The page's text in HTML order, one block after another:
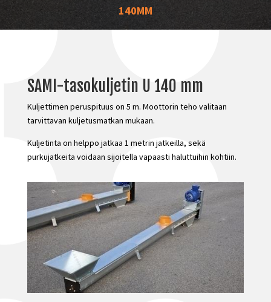
140MM
SAMI-tasokuljetin U 140 mm
Kuljettimen peruspituus on 5 m. Moottorin teho valitaan
tarvittavan kuljetusmatkan mukaan.
Kuljetinta on helppo jatkaa 1 metrin jatkeilla, sekä
purkujatkeita voidaan sijoitella vapaasti haluttuihin kohtiin.